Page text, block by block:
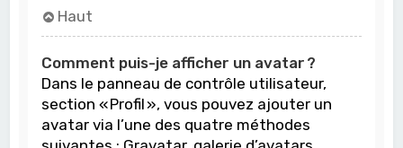
Haut
Comment puis-je afficher un avatar ?
Dans le panneau de contrôle utilisateur,
section « Profil », vous pouvez ajouter un
avatar via l’une des quatre méthodes